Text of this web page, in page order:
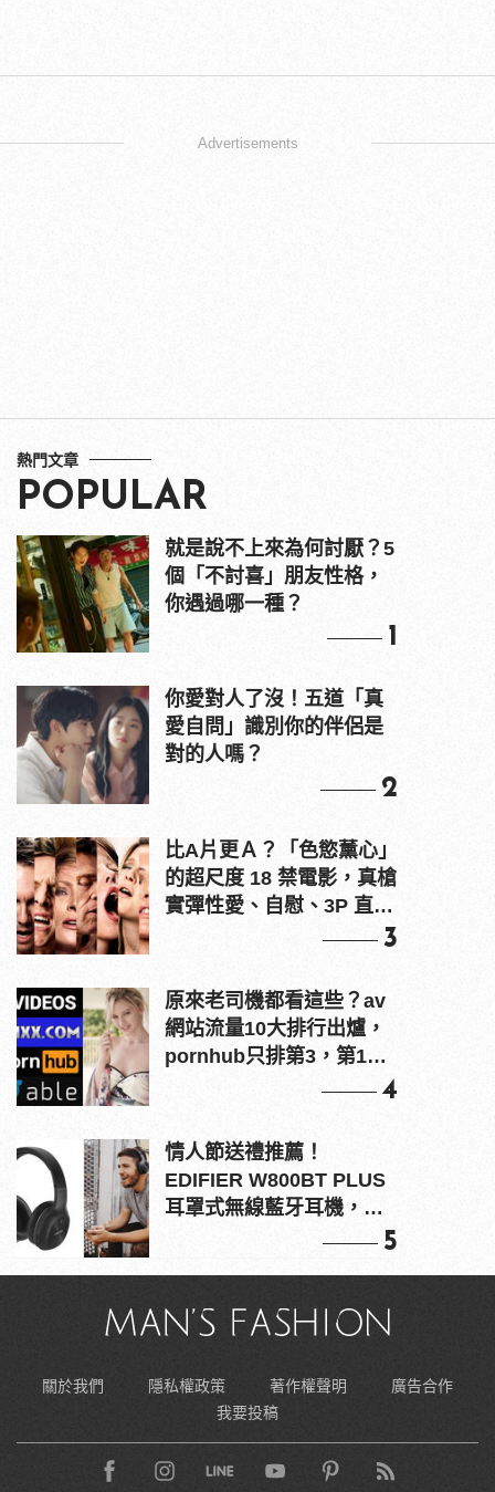
Advertisements
熱門文章
POPULAR
就是說不上來為何討厭？5
個「不討喜」朋友性格，
你遇過哪一種？
1
你愛對人了沒！五道「真
愛自問」識別你的伴侶是
對的人嗎？
2
比A片更Ａ？「色慾薰心」
的超尺度 18 禁電影，真槍
實彈性愛、自慰、3P 直接
3
原來老司機都看這些？av
網站流量10大排行出爐，
pornhub只排第3，第1名
4
情人節送禮推薦！
EDIFIER W800BT PLUS
耳罩式無線藍牙耳機，在
5
關於我們 隱私權政策 著作權聲明
廣告合作
我要投稿